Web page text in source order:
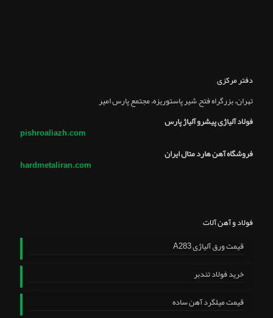
دفتر مرکزی
تهران، بزرگراه فتح, شير پاستوريزه، مجتمع پارس امير
فولاد آلیاژی پیشرو آلیاژ پارس
pishroaliazh.com
فروشگاه آهن هارد متال ایران
hardmetaliran.com
فولاد و آهن آلات
قیمت ورق آلیاژی A283
خرید فولاد تندبر
قیمت میلگرد آهن ساده